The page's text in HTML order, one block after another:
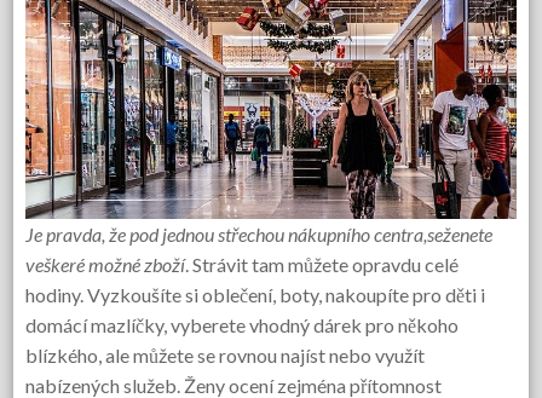
Je pravda, že pod jednou střechou nákupního centra, seženete
veškeré možné zboží. Strávit tam můžete opravdu celé
hodiny. Vyzkoušíte si oblečení, boty, nakoupíte pro děti i
domácí mazlíčky, vyberete vhodný dárek pro někoho
blízkého, ale můžete se rovnou najíst nebo využít
nabízených služeb. Ženy ocení zejména přítomnost